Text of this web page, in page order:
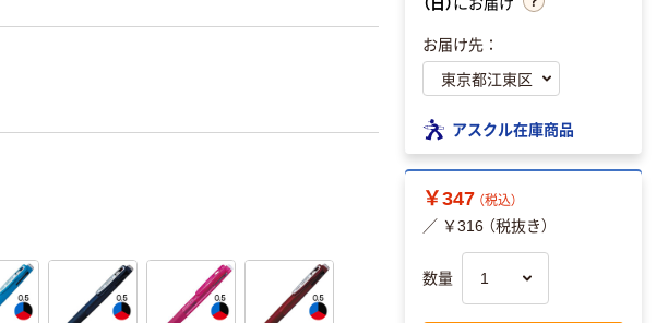
お届け先：
アスクル在庫商品
￥347 （税込）
／ ￥316 （税抜き）
数量